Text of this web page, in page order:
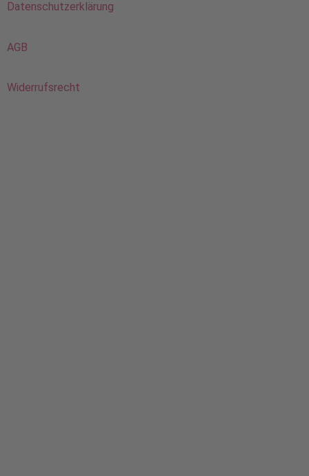
Datenschutzerklärung
AGB
Widerrufsrecht